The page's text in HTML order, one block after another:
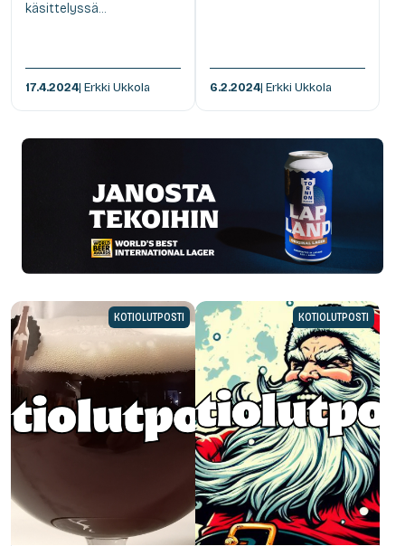
käsittelyssä...
17.4.2024| Erkki Ukkola 6.2.2024| Erkki Ukkola
KOTIOLUTPOSTI KOTIOLUTPOSTI